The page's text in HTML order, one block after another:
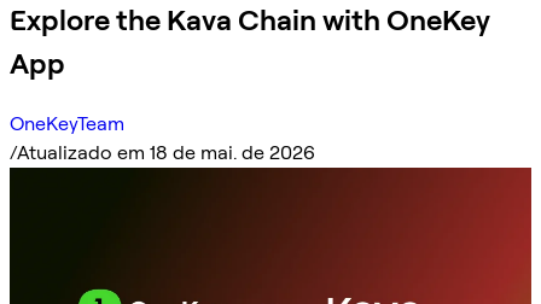
Explore the Kava Chain with OneKey
App
OneKeyTeam
/Atualizado em 18 de mai. de 2026